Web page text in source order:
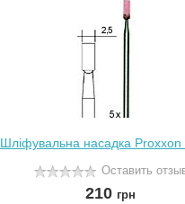
Шліфувальна насадка Proxxon
Оставить
210 грн